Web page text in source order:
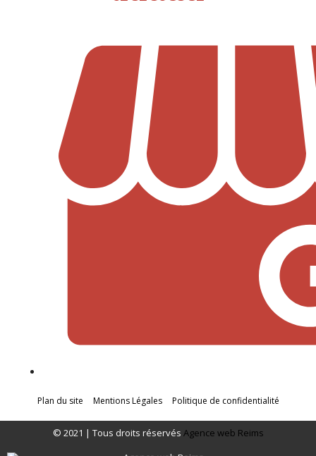
Plan du site Mentions Légales Politique de confidentialité
© 2021 | Tous droits réservés Agence web Reims